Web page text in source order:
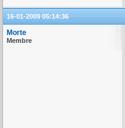
16-01-2009 05:14:36
Morte
Membre